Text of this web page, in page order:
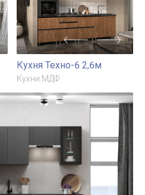
Кухня Техно-6 2,6м
Кухни МДФ